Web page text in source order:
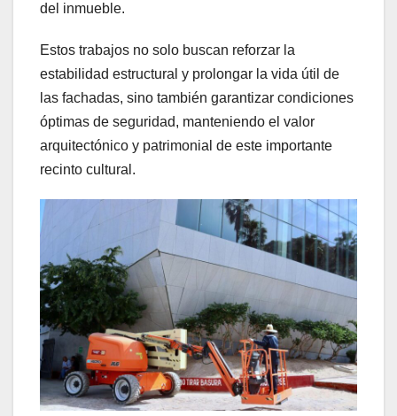
del inmueble.
Estos trabajos no solo buscan reforzar la
estabilidad estructural y prolongar la vida útil de
las fachadas, sino también garantizar condiciones
óptimas de seguridad, manteniendo el valor
arquitectónico y patrimonial de este importante
recinto cultural.